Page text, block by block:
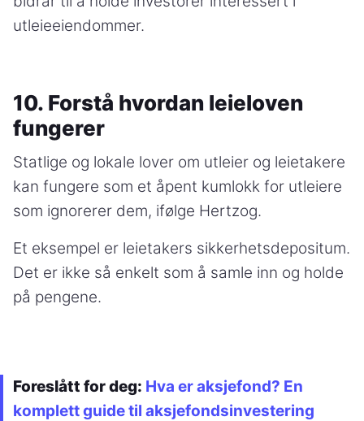
utleieeiendommer.
10. Forstå hvordan leieloven
fungerer
Statlige og lokale lover om utleier og leietakere
kan fungere som et åpent kumlokk for utleiere
som ignorerer dem, ifølge Hertzog.
Et eksempel er leietakers sikkerhetsdepositum.
Det er ikke så enkelt som å samle inn og holde
på pengene.
Foreslått for deg: Hva er aksjefond? En
komplett guide til aksjefondsinvestering